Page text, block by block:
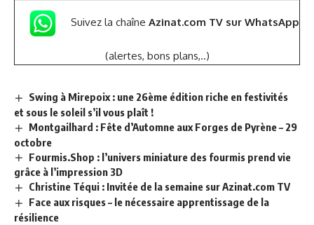
Suivez la chaîne Azinat.com TV sur WhatsApp
(alertes, bons plans,..)
Swing à Mirepoix : une 26ème édition riche en festivités
et sous le soleil s’il vous plaît !
Montgailhard : Fête d’Automne aux Forges de Pyrène – 29
octobre
Fourmis.Shop : l’univers miniature des fourmis prend vie
grâce à l’impression 3D
Christine Téqui : Invitée de la semaine sur Azinat.com TV
Face aux risques – le nécessaire apprentissage de la
résilience